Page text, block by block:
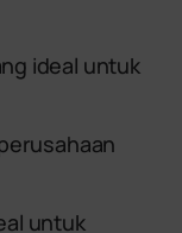
ideal untuk
untuk